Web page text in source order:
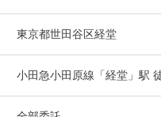
東京都世田谷区経堂
小田急小田原線「経堂」駅